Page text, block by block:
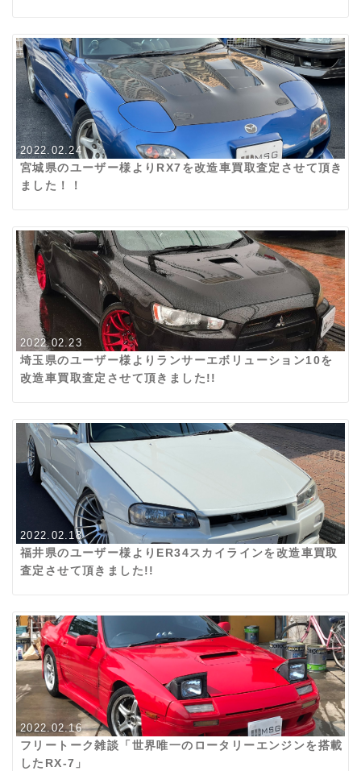
2022.02.24
宮城県のユーザー様よりRX7を改造車買取査定させて頂き
ました！！
2022.02.23
埼玉県のユーザー様よりランサーエボリューション10を
改造車買取査定させて頂きました!!
2022.02.18
福井県のユーザー様よりER34スカイラインを改造車買取
査定させて頂きました!!
2022.02.16
フリートーク雑談「世界唯一のロータリーエンジンを搭載
したRX-7」